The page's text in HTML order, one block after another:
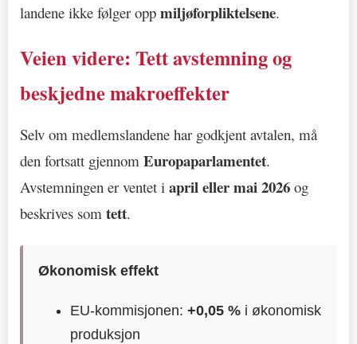
landene ikke følger opp miljøforpliktelsene.
Veien videre: Tett avstemning og
beskjedne makroeffekter
Selv om medlemslandene har godkjent avtalen, må
den fortsatt gjennom Europaparlamentet.
Avstemningen er ventet i april eller mai 2026 og
beskrives som tett.
Økonomisk effekt
EU-kommisjonen:+0,05 % i økonomisk
produksjon